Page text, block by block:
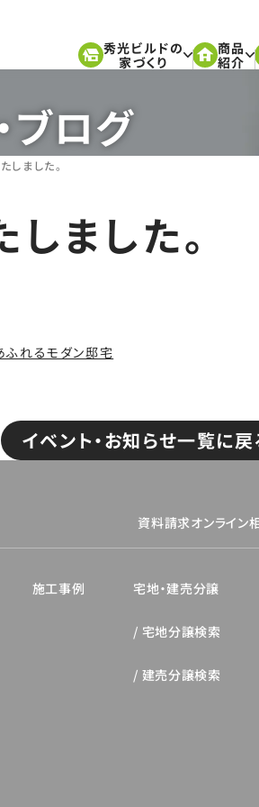
秀光ビルドの
家づくり
商品
紹介
ブログ
しました。
ました。
ふれるモダン邸宅
イベント・お知らせ一覧に戻
資料請求オンライン
施工事例 宅地・建売分譲
宅地分譲検索
建売分譲検索